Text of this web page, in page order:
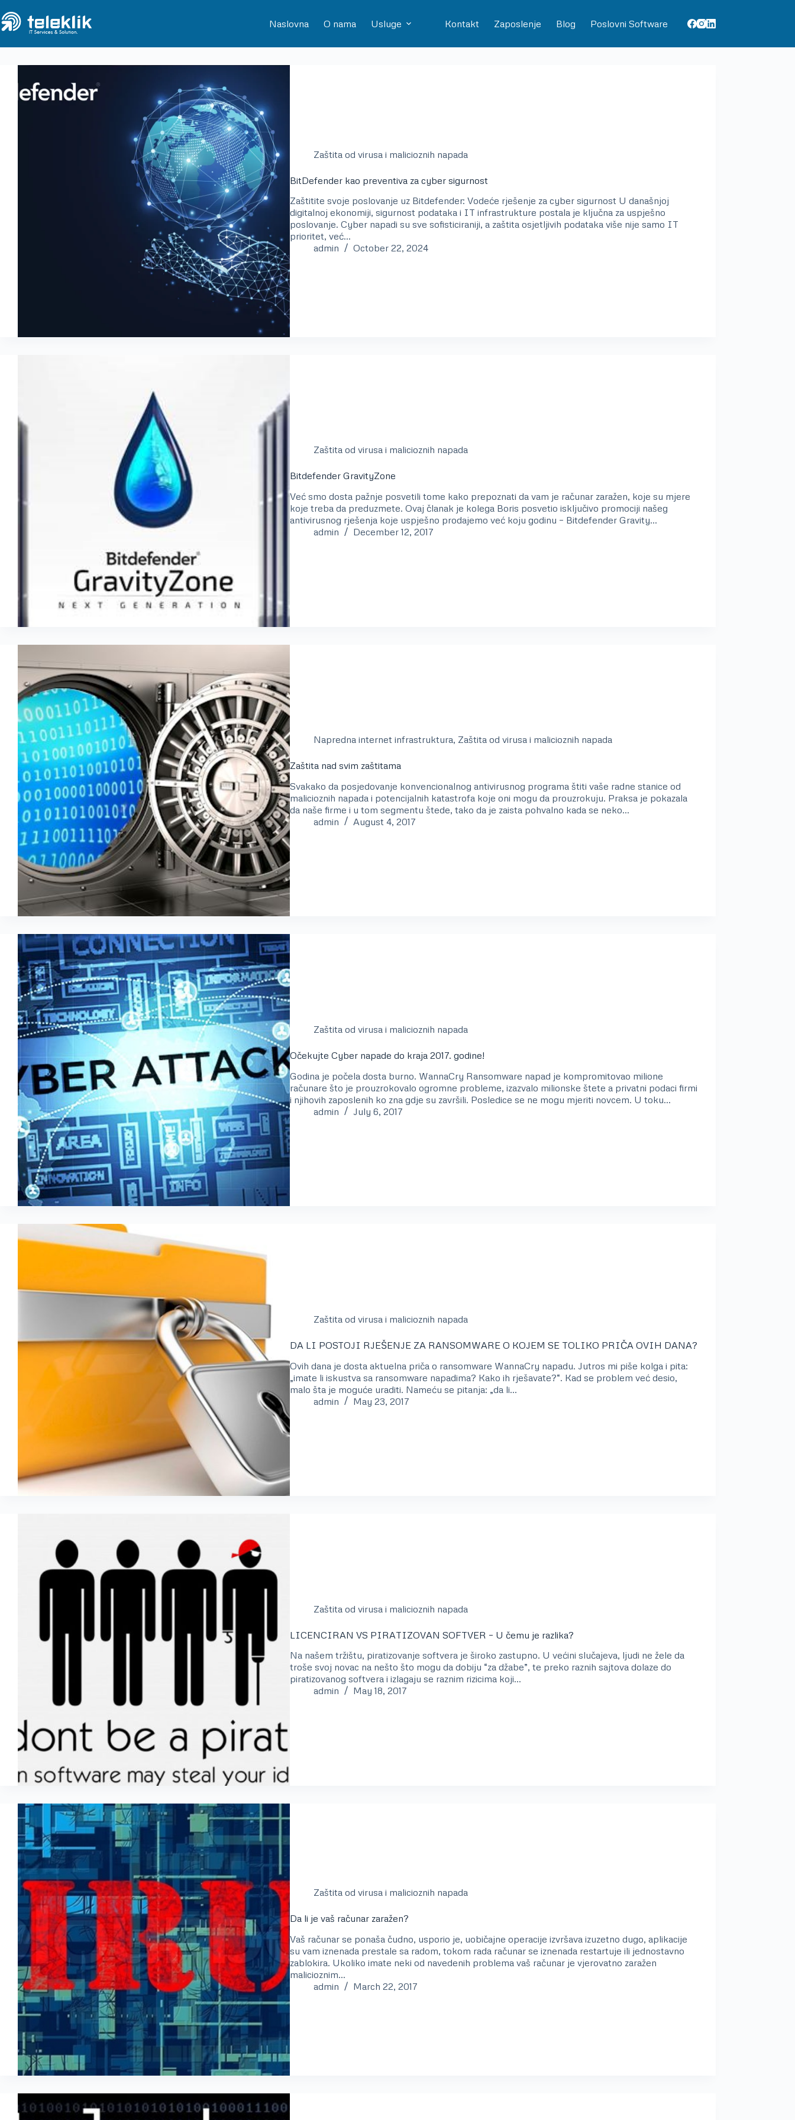
Naslovna O nama Usluge Kontakt Zaposlenje Blog Poslovni Software
Zaštita od virusa i malicioznih napada
BitDefender kao preventiva za cyber sigurnost
Zaštitite svoje poslovanje uz Bitdefender: Vodeće rješenje za cyber sigurnost U današnjoj
digitalnoj ekonomiji, sigurnost podataka i IT infrastrukture postala je ključna za uspješno
poslovanje. Cyber napadi su sve sofisticiraniji, a zaštita osjetljivih podataka više nije samo IT
prioritet, već…
admin
October 22, 2024
Zaštita od virusa i malicioznih napada
Bitdefender GravityZone
Već smo dosta pažnje posvetili tome kako prepoznati da vam je računar zaražen, koje su mjere
koje treba da preduzmete. Ovaj članak je kolega Boris posvetio isključivo promociji našeg
antivirusnog rješenja koje uspješno prodajemo već koju godinu – Bitdefender Gravity…
admin
December 12, 2017
Napredna internet infrastruktura, Zaštita od virusa i malicioznih napada
Zaštita nad svim zaštitama
Svakako da posjedovanje konvencionalnog antivirusnog programa štiti vaše radne stanice od
malicioznih napada i potencijalnih katastrofa koje oni mogu da prouzrokuju. Praksa je pokazala
da naše firme i u tom segmentu štede, tako da je zaista pohvalno kada se neko…
admin
August 4, 2017
Zaštita od virusa i malicioznih napada
Očekujte Cyber napade do kraja 2017. godine!
Godina je počela dosta burno. WannaCry Ransomware napad je kompromitovao milione
računare što je prouzrokovalo ogromne probleme, izazvalo milionske štete a privatni podaci firmi
i njihovih zaposlenih ko zna gdje su završili. Posledice se ne mogu mjeriti novcem. U toku…
admin
July 6, 2017
Zaštita od virusa i malicioznih napada
DA LI POSTOJI RJEŠENJE ZA RANSOMWARE O KOJEM SE TOLIKO PRIČA OVIH DANA?
Ovih dana je dosta aktuelna priča o ransomware WannaCry napadu. Jutros mi piše kolga i pita:
„imate li iskustva sa ransomware napadima? Kako ih rješavate?“. Kad se problem već desio,
malo šta je moguće uraditi. Nameću se pitanja: „da li…
admin
May 23, 2017
Zaštita od virusa i malicioznih napada
LICENCIRAN VS PIRATIZOVAN SOFTVER – U čemu je razlika?
Na našem tržištu, piratizovanje softvera je široko zastupno. U većini slučajeva, ljudi ne žele da
troše svoj novac na nešto što mogu da dobiju “za džabe”, te preko raznih sajtova dolaze do
piratizovanog softvera i izlagaju se raznim rizicima koji…
admin
May 18, 2017
Zaštita od virusa i malicioznih napada
Da li je vaš računar zaražen?
Vaš računar se ponaša čudno, usporio je, uobičajne operacije izvršava izuzetno dugo, aplikacije
su vam iznenada prestale sa radom, tokom rada računar se iznenada restartuje ili jednostavno
zablokira. Ukoliko imate neki od navedenih problema vaš računar je vjerovatno zaražen
malicioznim…
admin
March 22, 2017